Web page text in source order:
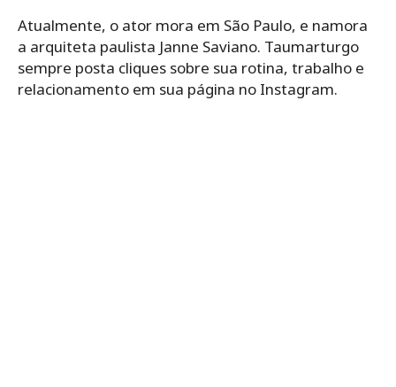
Atualmente, o ator mora em São Paulo, e namora
a arquiteta paulista Janne Saviano. Taumarturgo
sempre posta cliques sobre sua rotina, trabalho e
relacionamento em sua página no Instagram.